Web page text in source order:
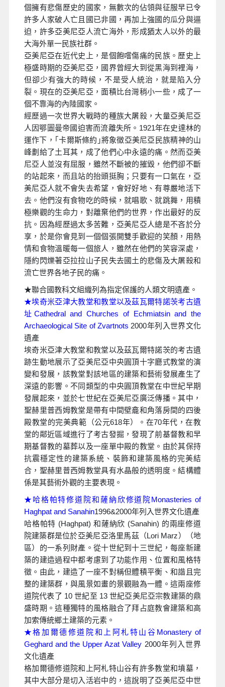
個擁有悲傷歷史的國家，無數次的佔領與征服早已令
許多人家破人亡且國已非國，再加上強國的瓜分與逼
迫，許多亞美尼亞人流亡海外，形成猶太人以外的最
大海外單一民族社群。
亞美尼亞在近代史上，是個飽嚐傷痛的民族。歷史上
極盛時期的亞美尼亞，國界曾經大到從黑海到裡海，
但卻少有強大的時候，不是受人統治，就是陷入分
裂。現在的亞美尼亞，面積比台灣稍小一些，成了一
個不靠海的內陸國家。
經歷過一次世界大戰時的種族大屠殺，大量亞美尼亞
人因鄂圖曼帝國迫害而流離失所。1921年在史達林的
運作下，｢卡爾斯條約｣將象徵亞美尼亞民族精神的山
峰劃給了土耳其，成了他們心中永遠的痛。然而亞美
尼亞人並沒有屈服，雖然不斷被的摧毀，他們卻不斷
的站起來，而且站的抬頭挺胸；只要有一口氣在，亞
美尼亞人就不會失去希望，會好好地、有尊嚴地活下
去。他們沒有食物吃的時候，就唱歌、就跳舞，用積
極樂觀的生命力，對離棄他們的世界，作出最好的反
抗。因為經歷過太多苦難，亞美尼亞人總是不吝於分
享，於是你會見到一個個張開雙手歡迎的笑顏，用熱
情和食物溫暖每一個旅人，雖然在他們的笑容深處，
隱約閃爍著亞拉拉山子民失去國土的悲傷及大屠殺和
流亡世界各地子民的痛。
★聯合國教科文組織列為指定保護的人類文明遺產。
★埃奇米亞津大教堂和教堂以及茲瓦爾特諾茨考古遺
址Cathedral and Churches of Echmiatsin and the
Archaeological Site of Zvartnots 2000年列入世界文化
遺產
埃奇米亞津大教堂和教堂以及茲瓦爾特諾茨的考古遺
跡生動地展示了亞美尼亞中央圓頂十字廳式教堂的演
變和發展，該教堂對該地區的建築和藝術發展產生了
深遠的影響。不同類型的中央圓頂教堂在中世紀早期
發展起來，並於七世紀在亞美尼亞廣泛傳播。其中，
聖赫里普西姆教堂是帶有中間壁龕和角落房間的四後
殿教堂的完美典範（公元618年）。在70年代，在教
堂的鄰近區域進行了考古發掘，發現了前基督教和早
期基督教的墓葬以及一座單中殿的教堂。由於其保持
抗震穩定性的建築系統、裝飾和建築風格的完美結
合，聖赫里普西姆教堂具有水晶般的透明度。結構體
係是其藝術外觀的主要表現。
★哈格帕特修道院和薩納欣修道院Monasteries of
Haghpat and Sanahin1996&2000年列入世界文化遺產
哈格帕特 (Haghpat) 和薩納欣 (Sanahin) 的兩座修道
院建築群是位於亞美尼亞洛里馬茲（Lori Marz）（地
區）的一系列財產。從十世紀到十三世紀，每座新建
築的建造過程中都考慮到了功能作用、位置和風格特
徵。由此，建造了一座不對稱但體積平衡、和諧且完
整的建築群，與風景如畫的景觀融為一體。這兩座修
道院代表了 10 世紀至 13 世紀亞美尼亞宗教建築的鼎
盛時期。這種獨特的風格融合了拜占庭教會建築和高
加索傳統鄉土建築的元素。
★格加爾德修道院和上阿札特山谷Monastery of
Geghard and the Upper Azat Valley 2000年列入世界
文化遺產
格加爾德修道院和上阿札特山谷有許多教堂和墳墓，
其中大部分是切入活岩中的，這說明了亞美尼亞中世